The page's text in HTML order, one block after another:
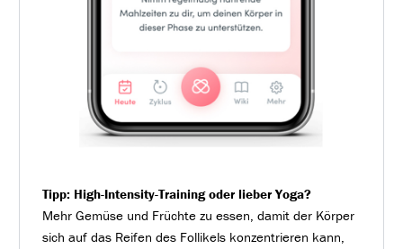
Tipp: High-Intensity-Training oder lieber Yoga?
Mehr Gemüse und Früchte zu essen, damit der Körper
sich auf das Reifen des Follikels konzentrieren kann,